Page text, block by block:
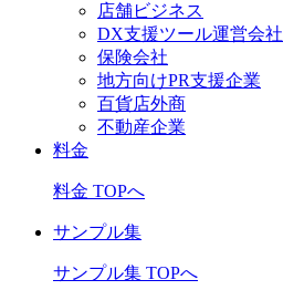
店舗ビジネス
DX支援ツール運営会社
保険会社
地方向けPR支援企業
百貨店外商
不動産企業
料金
料金 TOPへ
サンプル集
サンプル集 TOPへ